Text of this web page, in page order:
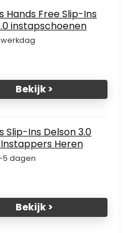
Hands Free Slip-Ins
instapschoenen
werkdag
Bekijk >
Slip-Ins Delson 3.0
Heren
5 dagen
Bekijk >